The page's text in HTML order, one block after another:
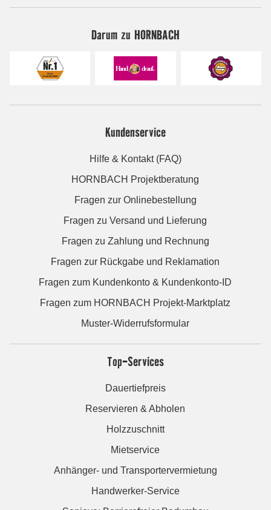
Darum zu HORNBACH
Kundenservice
Hilfe & Kontakt (FAQ)
HORNBACH Projektberatung
Fragen zur Onlinebestellung
Fragen zu Versand und Lieferung
Fragen zu Zahlung und Rechnung
Fragen zur Rückgabe und Reklamation
Fragen zum Kundenkonto & Kundenkonto-ID
Fragen zum HORNBACH Projekt-Marktplatz
Muster-Widerrufsformular
Top-Services
Dauertiefpreis
Reservieren & Abholen
Holzzuschnitt
Mietservice
Anhänger- und Transportervermietung
Handwerker-Service